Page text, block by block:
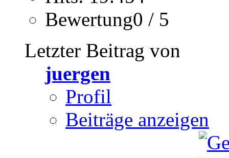
Bewertung0 / 5
Letzter Beitrag von
juergen
Profil
Beiträge anzeigen